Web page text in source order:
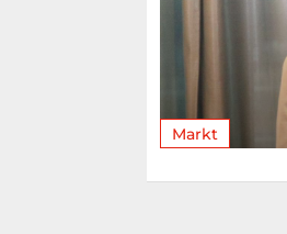
Markt